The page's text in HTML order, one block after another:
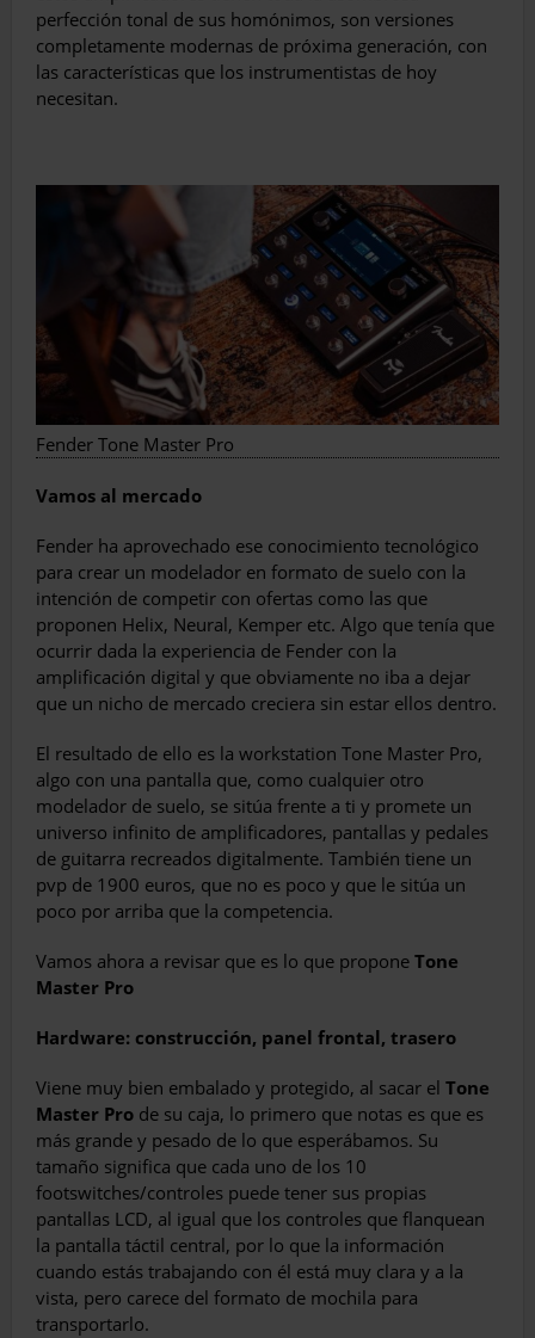
perfección tonal de sus homónimos, son versiones
completamente modernas de próxima generación, con
las características que los instrumentistas de hoy
necesitan.
Fender Tone Master Pro
Vamos al mercado
Fender ha aprovechado ese conocimiento tecnológico
para crear un modelador en formato de suelo con la
intención de competir con ofertas como las que
proponen Helix, Neural, Kemper etc. Algo que tenía que
ocurrir dada la experiencia de Fender con la
amplificación digital y que obviamente no iba a dejar
que un nicho de mercado creciera sin estar ellos dentro.
El resultado de ello es la workstation Tone Master Pro,
algo con una pantalla que, como cualquier otro
modelador de suelo, se sitúa frente a ti y promete un
universo infinito de amplificadores, pantallas y pedales
de guitarra recreados digitalmente. También tiene un
pvp de 1900 euros, que no es poco y que le sitúa un
poco por arriba que la competencia.
Vamos ahora a revisar que es lo que propone Tone
Master Pro
Hardware: construcción, panel frontal, trasero
Viene muy bien embalado y protegido, al sacar el Tone
Master Pro de su caja, lo primero que notas es que es
más grande y pesado de lo que esperábamos. Su
tamaño significa que cada uno de los 10
footswitches/controles puede tener sus propias
pantallas LCD, al igual que los controles que flanquean
la pantalla táctil central, por lo que la información
cuando estás trabajando con él está muy clara y a la
vista, pero carece del formato de mochila para
transportarlo.